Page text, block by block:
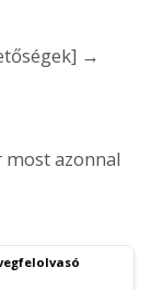
→
azonnal